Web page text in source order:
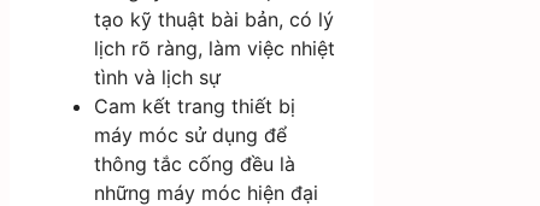
tạo kỹ thuật bài bản, có lý
lịch rõ ràng, làm việc nhiệt
tình và lịch sự
Cam kết trang thiết bị
máy móc sử dụng để
thông tắc cống đều là
những máy móc hiện đại